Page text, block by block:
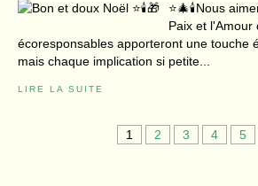
⭐🎄🕯️Nous
Paix et
écoresponsables apporteront une touche
mais chaque implication si petite...
LIRE LA SUITE
1 2 3 4 5